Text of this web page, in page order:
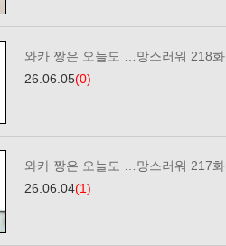
와카 짱은 오늘도 …망스러워 218화
26.06.05(0)
와카 짱은 오늘도 …망스러워 217화
26.06.04(1)